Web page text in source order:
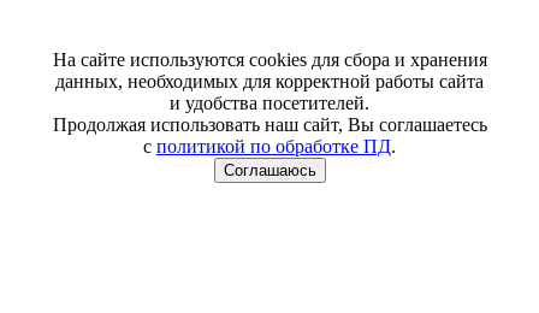
На сайте используются cookies для сбора и хранения
данных, необходимых для корректной работы сайта
и удобства посетителей.
Продолжая использовать наш сайт, Вы соглашаетесь
с политикой по обработке ПД.
Соглашаюсь